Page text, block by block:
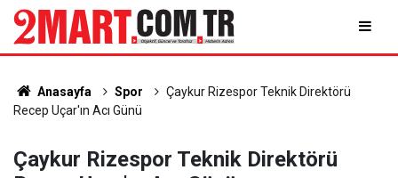
Anasayfa Spor
Çaykur Rizespor Teknik Direktörü
Recep Uçar'ın Acı Günü
Çaykur Rizespor Teknik Direktörü